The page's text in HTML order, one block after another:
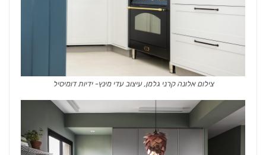
צילום אלונה קרני גלמן, עיצוב עדי מינץ- ידיות דומיסיל